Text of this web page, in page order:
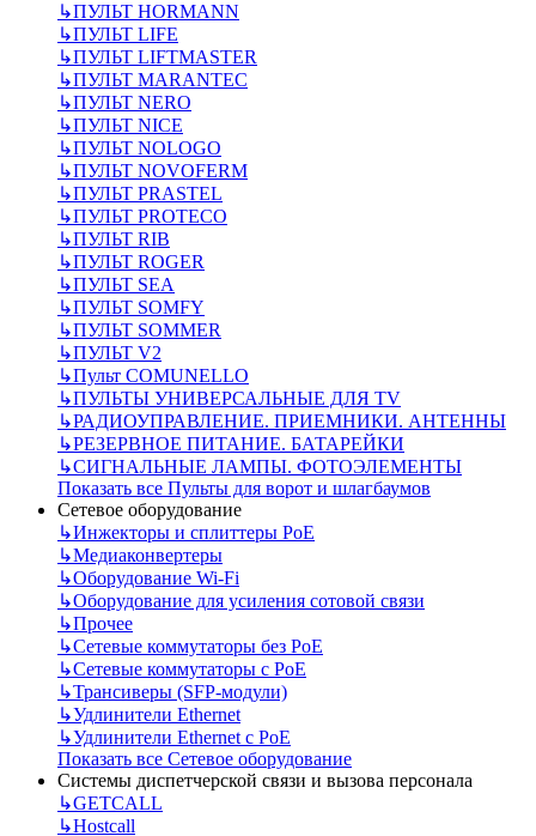
↳ПУЛЬТ HORMANN
↳ПУЛЬТ LIFE
↳ПУЛЬТ LIFTMASTER
↳ПУЛЬТ MARANTEC
↳ПУЛЬТ NERO
↳ПУЛЬТ NICE
↳ПУЛЬТ NOLOGO
↳ПУЛЬТ NOVOFERM
↳ПУЛЬТ PRASTEL
↳ПУЛЬТ PROTECO
↳ПУЛЬТ RIB
↳ПУЛЬТ ROGER
↳ПУЛЬТ SEA
↳ПУЛЬТ SOMFY
↳ПУЛЬТ SOMMER
↳ПУЛЬТ V2
↳Пульт СOMUNELLO
↳ПУЛЬТЫ УНИВЕРСАЛЬНЫЕ ДЛЯ TV
↳РАДИОУПРАВЛЕНИЕ. ПРИЕМНИКИ. АНТЕННЫ
↳РЕЗЕРВНОЕ ПИТАНИЕ. БАТАРЕЙКИ
↳СИГНАЛЬНЫЕ ЛАМПЫ. ФОТОЭЛЕМЕНТЫ
Показать все Пульты для ворот и шлагбаумов
Сетевое оборудование
↳Инжекторы и сплиттеры РоЕ
↳Медиаконвертеры
↳Оборудование Wi-Fi
↳Оборудование для усиления сотовой связи
↳Прочее
↳Сетевые коммутаторы без РоЕ
↳Сетевые коммутаторы с РоЕ
↳Трансиверы (SFP-модули)
↳Удлинители Ethernet
↳Удлинители Ethernet с PoE
Показать все Сетевое оборудование
Системы диспетчерской связи и вызова персонала
↳GETCALL
↳Hostcall